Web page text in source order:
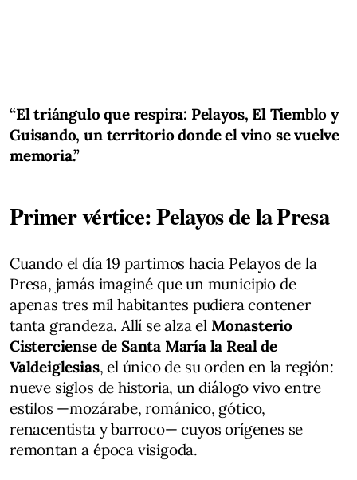
“El triángulo que respira: Pelayos, El Tiemblo y
Guisando, un territorio donde el vino se vuelve
memoria.”
Primer vértice: Pelayos de la Presa
Cuando el día 19 partimos hacia Pelayos de la
Presa, jamás imaginé que un municipio de
apenas tres mil habitantes pudiera contener
tanta grandeza. Allí se alza el Monasterio
Cisterciense de Santa María la Real de
Valdeiglesias, el único de su orden en la región:
nueve siglos de historia, un diálogo vivo entre
estilos —mozárabe, románico, gótico,
renacentista y barroco— cuyos orígenes se
remontan a época visigoda.